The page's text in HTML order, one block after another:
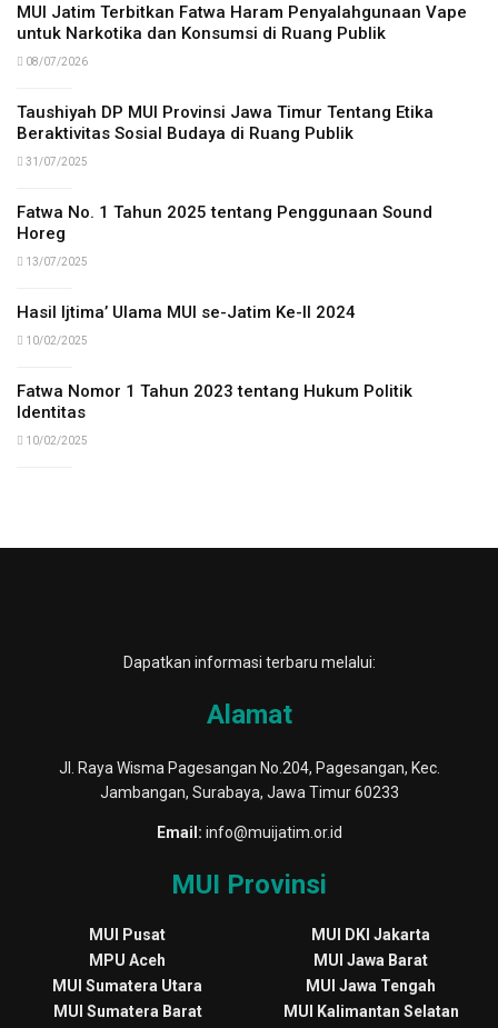
MUI Jatim Terbitkan Fatwa Haram Penyalahgunaan Vape
untuk Narkotika dan Konsumsi di Ruang Publik
08/07/2026
Taushiyah DP MUI Provinsi Jawa Timur Tentang Etika
Beraktivitas Sosial Budaya di Ruang Publik
31/07/2025
Fatwa No. 1 Tahun 2025 tentang Penggunaan Sound
Horeg
13/07/2025
Hasil Ijtima’ Ulama MUI se-Jatim Ke-II 2024
10/02/2025
Fatwa Nomor 1 Tahun 2023 tentang Hukum Politik
Identitas
10/02/2025
Dapatkan informasi terbaru melalui:
Alamat
Jl. Raya Wisma Pagesangan No.204, Pagesangan, Kec.
Jambangan, Surabaya, Jawa Timur 60233
Email: info@muijatim.or.id
MUI Provinsi
MUI Pusat
MPU Aceh
MUI Sumatera Utara
MUI Sumatera Barat
MUI DKI Jakarta
MUI Jawa Barat
MUI Jawa Tengah
MUI Kalimantan Selatan